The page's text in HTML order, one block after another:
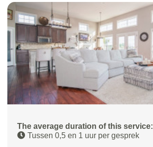
The average duration of this service:
Tussen 0,5 en 1 uur per gesprek